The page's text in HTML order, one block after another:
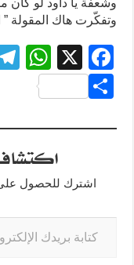
وتفكّرت هاك المقولة ”
F
a
c
e
o
k
X
W
s
A
p
ar
اشترك للحصول على
كتابة بريدك الإلكتروني...